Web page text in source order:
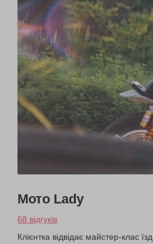
Мото Lady
68 відгуків
Клієнтка відвідає майстер-клас